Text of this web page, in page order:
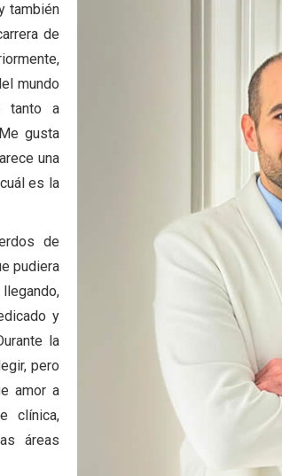
también
de
mundo
tanto a
gusta
una
es la
de
pudiera
y
la
pero
amor a
clínica,
áreas